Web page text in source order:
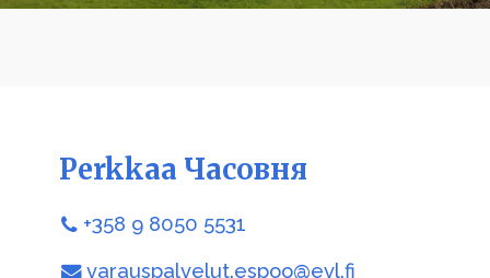
Perkkaa Часовня
+358 9 8050 5531
varauspalvelut.espoo@evl.fi